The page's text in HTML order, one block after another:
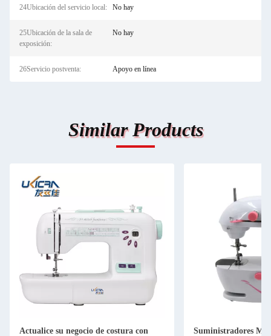
24Ubicación del servicio local: No hay
25Ubicación de la sala de
exposición:
No hay
26Servicio postventa: Apoyo en línea
Similar Products
Actualice su negocio de costura con
Suministradores